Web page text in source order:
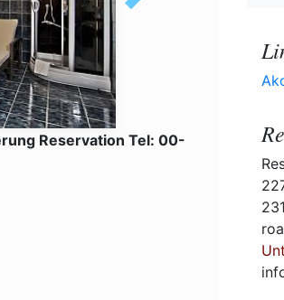
Reservation Tel: 00-